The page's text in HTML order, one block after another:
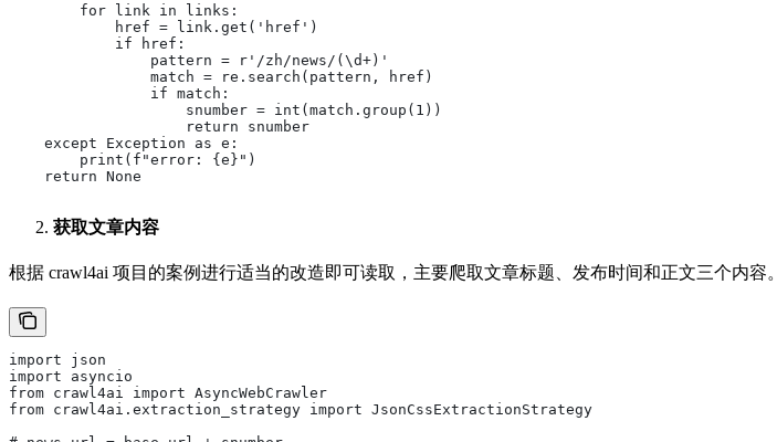
        for link in links:
            href = link.get('href')
            if href:
                pattern = r'/zh/news/(\d+)'
                match = re.search(pattern, href)
                if match:
                    snumber = int(match.group(1))
                    return snumber
    except Exception as e:
        print(f"error: {e}")
    return None
获取文章内容
根据 crawl4ai 项目的案例进行适当的改造即可读取，主要爬取文章标题、发布时间和正文三个内容。
import json
import asyncio
from crawl4ai import AsyncWebCrawler
from crawl4ai.extraction_strategy import JsonCssExtractionStrategy